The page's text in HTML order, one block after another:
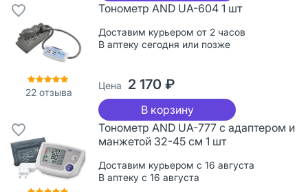
22 отзыва
Тонометр AND UA-604 1 шт
Доставим курьером от 2 часов
В аптеку сегодня или позже
Цена 2 170 ₽
В корзину
Тонометр AND UA-777 с адаптером и
манжетой 32-45 см 1 шт
Доставим курьером с 16 августа
В аптеку с 16 августа